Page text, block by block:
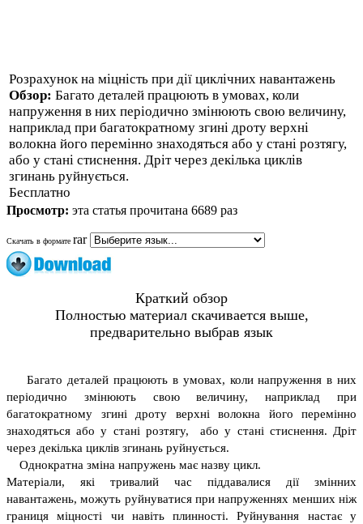
Розрахунок на міцність при дії циклічних навантажень
Обзор: Багато деталей працюють в умовах, коли
напруження в них періодично змінюють свою величину,
наприклад при багатократному згині дроту верхні
волокна його перемінно знаходяться або у стані розтягу,
або у стані стиснення. Дріт через декілька циклів
згинань руйнується.
Бесплатно
Просмотр: эта статья прочитана 6689 раз
Скачать в формате rar
Краткий обзор
Полностью материал скачивается выше,
предварительно выбрав язык
Багато деталей працюють в умовах, коли напруження в них
періодично змінюють свою величину, наприклад при
багатократному згині дроту верхні волокна його перемінно
знаходяться або у стані розтягу, або у стані стиснення. Дріт
через декілька циклів згинань руйнується.
Однократна зміна напружень має назву цикл.
Матеріали, які тривалий час піддавалися дії змінних
навантажень, можуть руйнуватися при напруженнях менших ніж
границя міцності чи навіть плинності. Руйнування настає у